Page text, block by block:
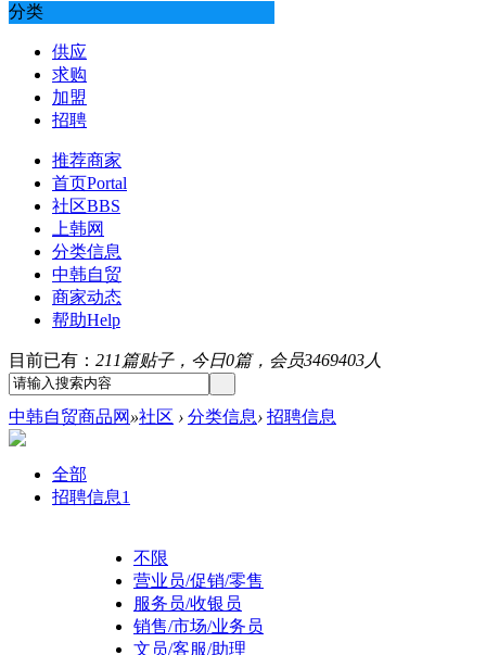
分类
供应
求购
加盟
招聘
推荐商家
首页Portal
社区BBS
上韩网
分类信息
中韩自贸
商家动态
帮助Help
目前已有： 211篇贴子，今日0篇，会员3469403人
中韩自贸商品网 »社区 › 分类信息› 招聘信息
全部
招聘信息1
不限
营业员/促销/零售
服务员/收银员
销售/市场/业务员
文员/客服/助理